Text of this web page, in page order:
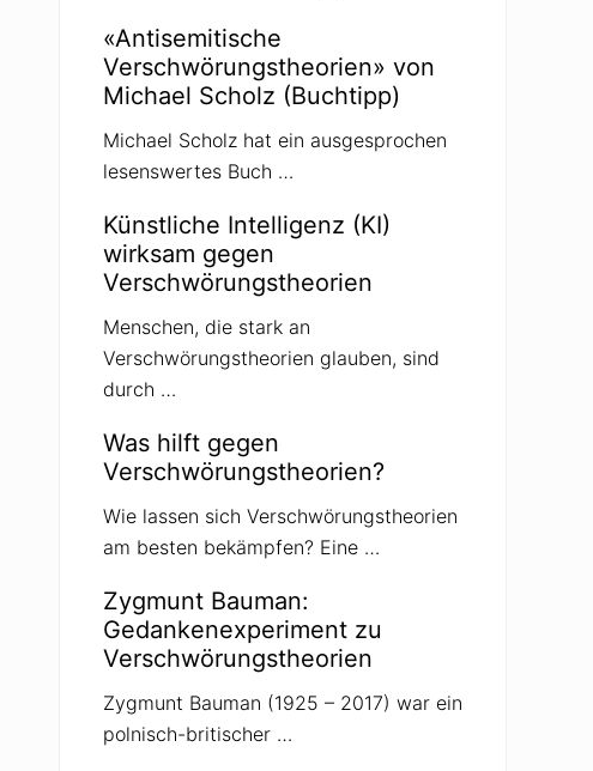
«Antisemitische
Verschwörungstheorien» von
Michael Scholz (Buchtipp)
Michael Scholz hat ein ausgesprochen
lesenswertes Buch …
Künstliche Intelligenz (KI)
wirksam gegen
Verschwörungstheorien
Menschen, die stark an
Verschwörungstheorien glauben, sind
durch …
Was hilft gegen
Verschwörungstheorien?
Wie lassen sich Verschwörungstheorien
am besten bekämpfen? Eine …
Zygmunt Bauman:
Gedankenexperiment zu
Verschwörungstheorien
Zygmunt Bauman (1925 – 2017) war ein
polnisch-britischer …